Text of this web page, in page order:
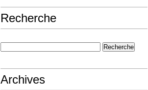
Recherche
Archives